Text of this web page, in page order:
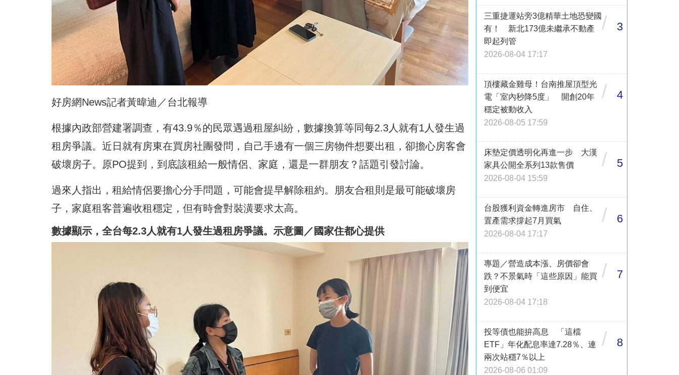
好房網News記者黃暐迪／台北報導
根據內政部營建署調查，有43.9％的民眾遇過租屋糾紛，數據換算等同每2.3人就有1人發生過
租房爭議。近日就有房東在買房社團發問，自己手邊有一個三房物件想要出租，卻擔心房客會
破壞房子。原PO提到，到底該租給一般情侶、家庭，還是一群朋友？話題引發討論。
過來人指出，租給情侶要擔心分手問題，可能會提早解除租約。朋友合租則是最可能破壞房
子，家庭租客普遍收租穩定，但有時會對裝潢要求太高。
數據顯示，全台每2.3人就有1人發生過租房爭議。示意圖／國家住都心提供
三重捷運站旁3億精華土地恐變國
有！ 新北173億未繼承不動產
即起列管
2026-08-04 17:17
/ 3
頂樓藏金雞母！台南推屋頂型光
電「室內秒降5度」 開創20年
穩定被動收入
2026-08-05 17:59
/ 4
床墊定價透明化再進一步 大漢
家具公開全系列13款售價
2026-08-04 15:59
/ 5
台股獲利資金轉進房市 自住、
置產需求撐起7月買氣
2026-08-04 17:17
/ 6
專題／營造成本漲、房價卻會
跌？不景氣時「這些原因」能買
到便宜
2026-08-04 17:18
/ 7
投等債也能拚高息 「這檔
ETF」年化配息率達7.28％、連
兩次站穩7％以上
2026-08-06 01:09
/ 8